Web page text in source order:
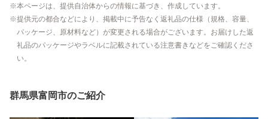
本ページは、提供自治体からの情報に基づき、作成しています。
提供元の都合などにより、掲載中に予告なく返礼品の仕様（規格、容量、
パッケージ、原材料など）が変更される場合がございます。お届けした返
礼品のパッケージやラベルに記載されている注意書きなどをご確認くださ
い。
群馬県富岡市のご紹介